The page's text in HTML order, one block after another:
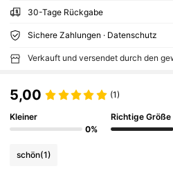
30-Tage Rückgabe
Sichere Zahlungen · Datenschutz
Verkauft und versendet durch den
5,00 (1)
Kleiner
0%
Richtige Größe
schön(1)